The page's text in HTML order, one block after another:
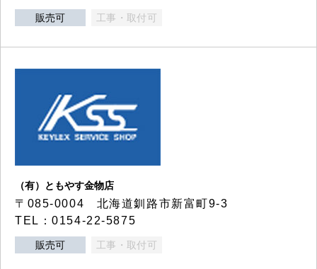
販売可 工事・取付可
（有）ともやす金物店
〒085-0004 北海道釧路市新富町9-3
TEL：0154-22-5875
販売可 工事・取付可